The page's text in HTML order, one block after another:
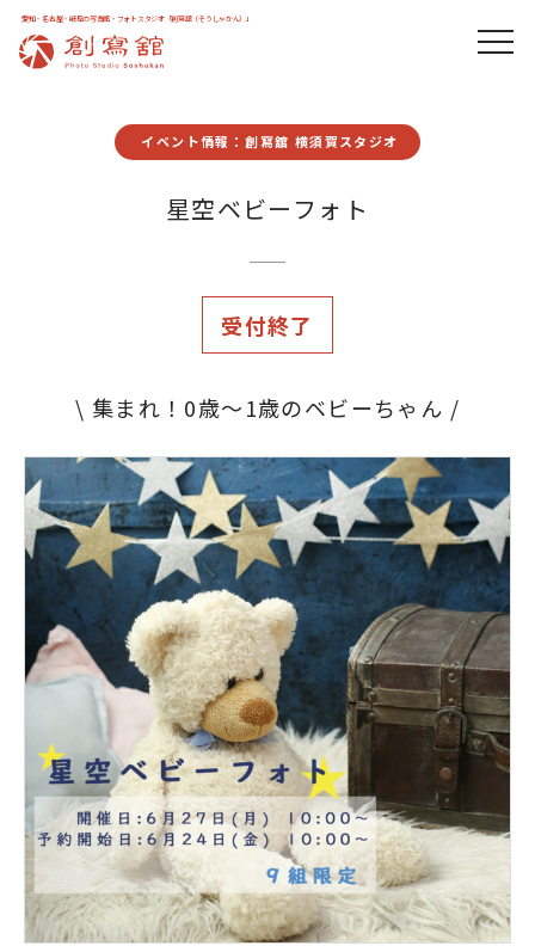
愛知・名古屋・岐阜の写真館・フォトスタジオ「創寫舘（そうしゃかん）」
イベント情報：創寫舘 横須賀スタジオ
星空ベビーフォト
受付終了
\ 集まれ！0歳～1歳のベビーちゃん /